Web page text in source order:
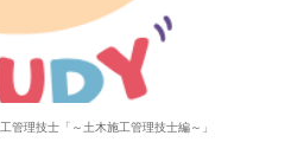
管理技士「～土木施工管理技士編～」